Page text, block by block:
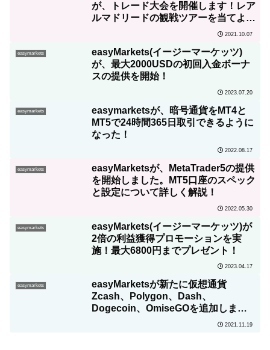
が、トレード大会を開催します！レア
ルマドリードの観戦ツアーを当てよ
2021.10.07
easymarkets
easyMarkets(イージーマーケッツ)
が、最大2000USDの初回入金ボーナ
スの提供を開始！
2023.07.20
easymarkets
easymarketsが、暗号通貨をMT4と
MT5で24時間365日取引できるように
なった！
2022.08.17
easymarkets
easyMarketsが、MetaTrader5の提供
を開始しました。MT5口座のスペック
と設定について詳しく解説！
2022.05.30
easymarkets
easyMarkets(イージーマーケッツ)が
2倍の利益獲得プロモーションを実
施！最大6800円までプレゼント！
2023.04.17
easymarkets
easyMarketsが新たに仮想通貨
Zcash、Polygon、Dash、
Dogecoin、OmiseGOを追加しまし
2021.11.19